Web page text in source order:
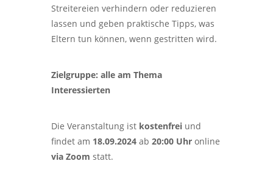
Streitereien verhindern oder reduzieren
lassen und geben praktische Tipps, was
Eltern tun können, wenn gestritten wird.
Zielgruppe: alle am Thema
Interessierten
Die Veranstaltung ist kostenfrei und
findet am 18.09.2024 ab 20:00 Uhr online
via Zoom statt.